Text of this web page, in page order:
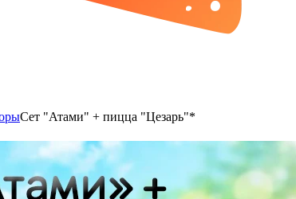
Сет "Атами" + пицца "Цезарь"*